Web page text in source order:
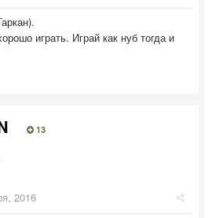
играть. Играй как нуб тогда и
13
2016